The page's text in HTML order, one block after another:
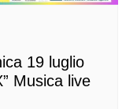
19 luglio
Musica live